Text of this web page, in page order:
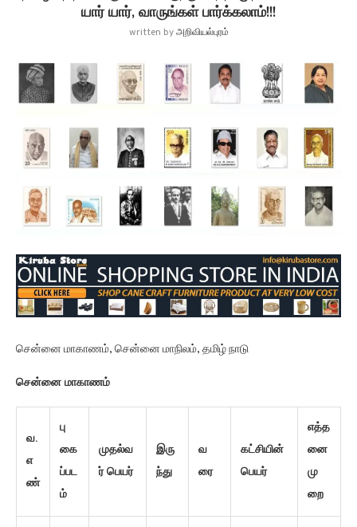
யார் யார், வாருங்கள் பார்க்கலாம்!!!
written byஅறிவியல்புரம்
சென்னை மாகாணம், சென்னை மாநிலம், தமிழ் நாடு
சென்னை மாகாணம்
வ.
எ
ண்
பு
கை
ப்பட
ம்
முதல்வ
ர் பெயர்
இரு
ந்து
வ
ரை
கட்சியின்
பெயர்
எத்த
னை
மு
றை